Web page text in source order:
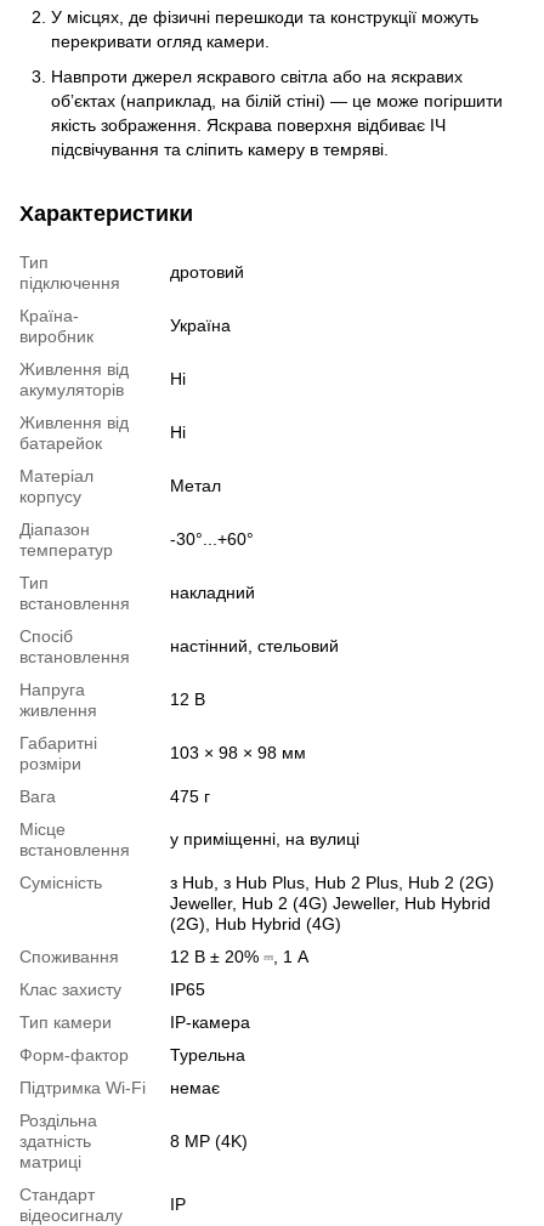
У місцях, де фізичні перешкоди та конструкції можуть
перекривати огляд камери.
Навпроти джерел яскравого світла або на яскравих
обʼєктах (наприклад, на білій стіні) — це може погіршити
якість зображення. Яскрава поверхня відбиває ІЧ
підсвічування та сліпить камеру в темряві.
Характеристики
Тип
підключення
дротовий
Країна-
виробник
Україна
Живлення від
акумуляторів
Ні
Живлення від
батарейок
Ні
Матеріал
корпусу
Метал
Діапазон
температур
-30°...+60°
Тип
встановлення
накладний
Спосіб
встановлення
настінний, стельовий
Напруга
живлення
12 В
Габаритні
розміри
103 × 98 × 98 мм
Вага
475 г
Місце
встановлення
у приміщенні, на вулиці
Сумісність
з Hub, з Hub Plus, Hub 2 Plus, Hub 2 (2G)
Jeweller, Hub 2 (4G) Jeweller, Hub Hybrid
(2G), Hub Hybrid (4G)
Споживання
12 В ± 20% ⎓, 1 А
Клас захисту
IP65
Тип камери
IP-камера
Форм-фактор
Турельна
Підтримка Wi-Fi
немає
Роздільна
здатність
матриці
8 MP (4K)
Стандарт
відеосигналу
IP